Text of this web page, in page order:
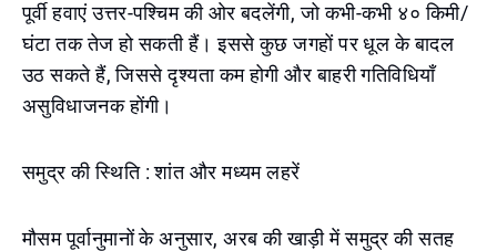
पूर्वी हवाएं उत्तर-पश्चिम की ओर बदलेंगी, जो कभी-कभी ४० किमी/
घंटा तक तेज हो सकती हैं। इससे कुछ जगहों पर धूल के बादल
उठ सकते हैं, जिससे दृश्यता कम होगी और बाहरी गतिविधियाँ
असुविधाजनक होंगी।
समुद्र की स्थिति : शांत और मध्यम लहरें
मौसम पूर्वानुमानों के अनुसार, अरब की खाड़ी में समुद्र की सतह